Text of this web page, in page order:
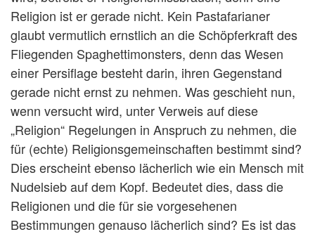
Religion ist er gerade nicht. Kein Pastafarianer
glaubt vermutlich ernstlich an die Schöpferkraft des
Fliegenden Spaghettimonsters, denn das Wesen
einer Persiflage besteht darin, ihren Gegenstand
gerade nicht ernst zu nehmen. Was geschieht nun,
wenn versucht wird, unter Verweis auf diese
„Religion“ Regelungen in Anspruch zu nehmen, die
für (echte) Religionsgemeinschaften bestimmt sind?
Dies erscheint ebenso lächerlich wie ein Mensch mit
Nudelsieb auf dem Kopf. Bedeutet dies, dass die
Religionen und die für sie vorgesehenen
Bestimmungen genauso lächerlich sind? Es ist das